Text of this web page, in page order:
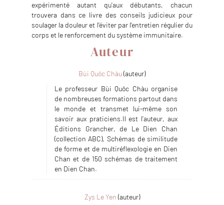
expérimenté autant qu'aux débutants, chacun
trouvera dans ce livre des conseils judicieux pour
soulager la douleur et l'éviter par l'entretien régulier du
corps et le renforcement du système immunitaire.
Auteur
Bùi Quôc Chàu(auteur)
Le professeur Bùi Quôc Chàu organise
de nombreuses formations partout dans
le monde et transmet lui-même son
savoir aux praticiens.Il est l’auteur, aux
Éditions Grancher, de Le Dien Chan
(collection ABC), Schémas de similitude
de forme et de multiréflexologie en Dien
Chan et de 150 schémas de traitement
en Dien Chan.
Zys Le Yen (auteur)